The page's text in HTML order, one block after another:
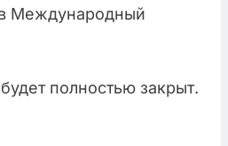
Международный
полностью закрыт.